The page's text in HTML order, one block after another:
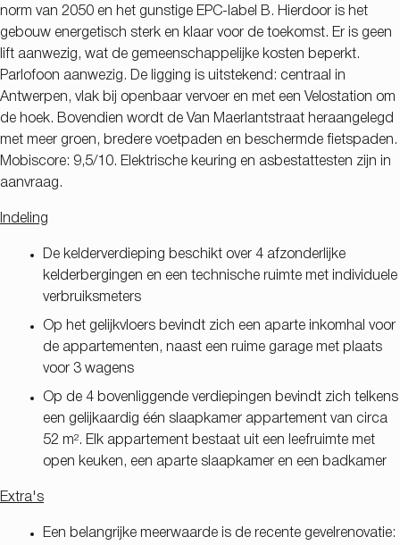
norm van 2050 en het gunstige EPC-label B. Hierdoor is het
gebouw energetisch sterk en klaar voor de toekomst. Er is geen
lift aanwezig, wat de gemeenschappelijke kosten beperkt.
Parlofoon aanwezig. De ligging is uitstekend: centraal in
Antwerpen, vlak bij openbaar vervoer en met een Velostation om
de hoek. Bovendien wordt de Van Maerlantstraat heraangelegd
met meer groen, bredere voetpaden en beschermde fietspaden.
Mobiscore: 9,5/10. Elektrische keuring en asbestattesten zijn in
aanvraag.
Indeling
De kelderverdieping beschikt over 4 afzonderlijke
kelderbergingen en een technische ruimte met individuele
verbruiksmeters
Op het gelijkvloers bevindt zich een aparte inkomhal voor
de appartementen, naast een ruime garage met plaats
voor 3 wagens
Op de 4 bovenliggende verdiepingen bevindt zich telkens
een gelijkaardig één slaapkamer appartement van circa
52 m². Elk appartement bestaat uit een leefruimte met
open keuken, een aparte slaapkamer en een badkamer
Extra's
Een belangrijke meerwaarde is de recente gevelrenovatie: